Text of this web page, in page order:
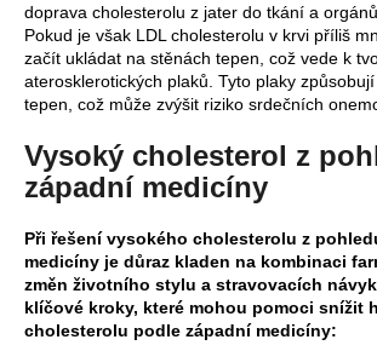
doprava cholesterolu z jater do tkání a
Pokud je však LDL cholesterolu v krvi příliš
začít ukládat na stěnách tepen, což vede k
aterosklerotických plaků. Tyto plaky
tepen, což může zvýšit riziko srdečních
Vysoký cholesterol z
západní medicíny
Při řešení vysokého cholesterolu z
medicíny je důraz kladen na kombinaci
změn životního stylu a stravovacích
klíčové kroky, které mohou pomoci snížit
cholesterolu podle západní medicíny:
TAOGAN
BYLINNÁ
ESENCE
PODLE
460
Kč